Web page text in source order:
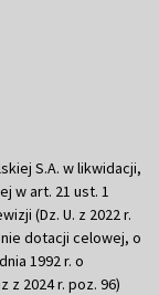
S.A. w likwidacji,
w art. 21 ust. 1
(Dz. U. z 2022 r.
dotacji celowej, o
1992 r. o
z 2024 r. poz. 96)